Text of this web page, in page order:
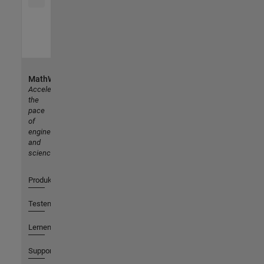
MathWorks
Accelerating
the
pace
of
engineering
and
science
Produkte
Testen oder Kaufen
Lernen
Support